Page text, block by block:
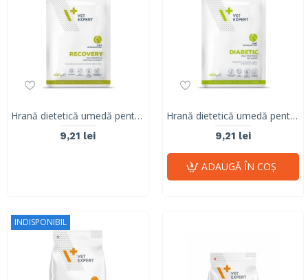
Hrană dietetică umedă pentru pisici în perioada de convalescență, RECOVERY CAT, Vet Expert, 100g
9,21 lei
Hrană dietetică umedă pentru pisici adulte, reglarea glicemiei, Diabetic Cat, Vet Expert, 100g
9,21 lei
ADAUGĂ ÎN COŞ
INDISPONIBIL